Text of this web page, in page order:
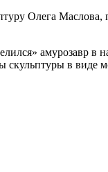
Олега Маслова,
амурозавр в
скульптуры в